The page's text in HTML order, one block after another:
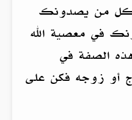
كل من يصدونك
في معصية الله
الصفة في
أو زوجه فكن على